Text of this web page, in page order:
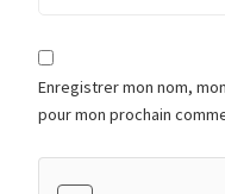
Enregistrer mon nom,
pour mon prochain